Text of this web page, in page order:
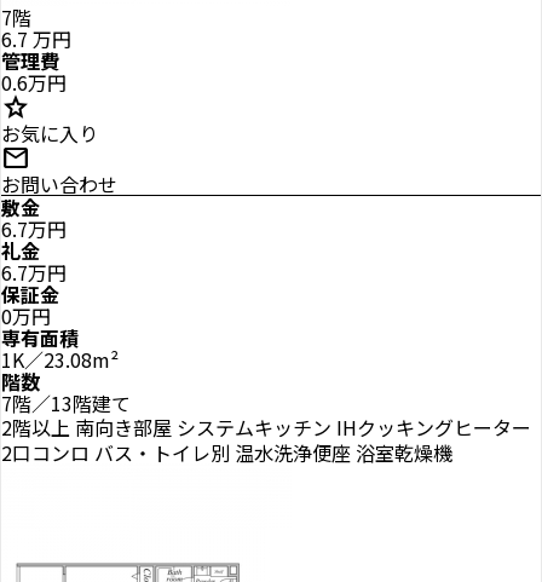
7階
6.7 万円
管理費
0.6万円
star
お気に入り
mail
お問い合わせ
敷金
6.7万円
礼金
6.7万円
保証金
0万円
専有面積
1K／23.08m²
階数
7階／13階建て
2階以上 南向き部屋 システムキッチン IHクッキングヒーター
2口コンロ バス・トイレ別 温水洗浄便座 浴室乾燥機